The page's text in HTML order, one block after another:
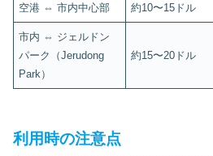
空港 ⇔ 市内中心部 約10〜15ドル
市内 ⇔ ジェルドン
パーク（Jerudong
Park）
約15〜20ドル
利用時の注意点